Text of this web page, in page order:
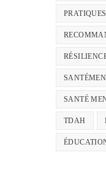
SANTÉ
TDAH